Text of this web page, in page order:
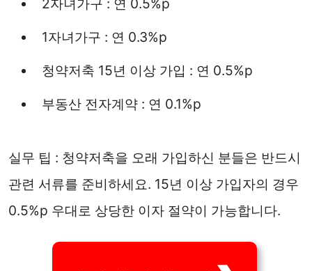
2자녀가구 : 연 0.5%p
1자녀가구 : 연 0.3%p
청약저축 15년 이상 가입 : 연 0.5%p
부동산 전자계약 : 연 0.1%p
실무 팁 : 청약저축을 오래 가입하신 분들은 반드시
관련 서류를 준비하세요. 15년 이상 가입자의 경우
0.5%p 우대로 상당한 이자 절약이 가능합니다.